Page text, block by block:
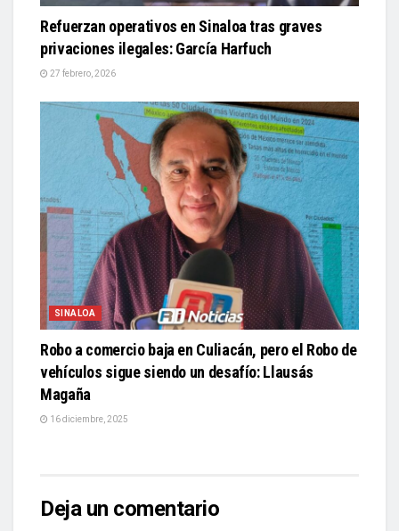
Refuerzan operativos en Sinaloa tras graves
privaciones ilegales: García Harfuch
27 febrero, 2026
SINALOA
Robo a comercio baja en Culiacán, pero el Robo de
vehículos sigue siendo un desafío: Llausás
Magaña
16 diciembre, 2025
Deja un comentario